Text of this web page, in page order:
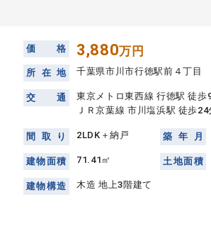
価 格 3,880万円
所 在 地 千葉県市川市行徳駅前４丁目
交 通
東京メトロ東西線 行徳駅 徒歩
ＪＲ京葉線 市川塩浜駅 徒歩24
間 取 り 2LDK＋納戸 築 年 月
建物面積 71.41㎡ 土地面積
建物構造 木造 地上3階建て